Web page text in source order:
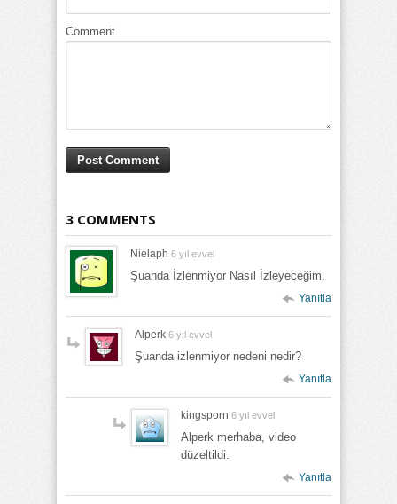
Comment
3 COMMENTS
Nielaph 6 yıl evvel
Şuanda İzlenmiyor Nasıl İzleyeceğim.
Yanıtla
Alperk 6 yıl evvel
Şuanda izlenmiyor nedeni nedir?
Yanıtla
kingsporn 6 yıl evvel
Alperk merhaba, video
düzeltildi.
Yanıtla